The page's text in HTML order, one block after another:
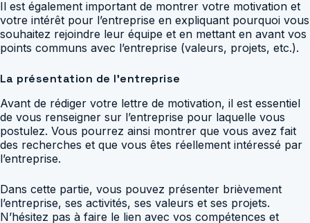
Il est également important de montrer votre motivation et
votre intérêt pour l’entreprise en expliquant pourquoi vous
souhaitez rejoindre leur équipe et en mettant en avant vos
points communs avec l’entreprise (valeurs, projets, etc.).
La présentation de l’entreprise
Avant de rédiger votre lettre de motivation, il est essentiel
de vous renseigner sur l’entreprise pour laquelle vous
postulez. Vous pourrez ainsi montrer que vous avez fait
des recherches et que vous êtes réellement intéressé par
l’entreprise.
Dans cette partie, vous pouvez présenter brièvement
l’entreprise, ses activités, ses valeurs et ses projets.
N’hésitez pas à faire le lien avec vos compétences et